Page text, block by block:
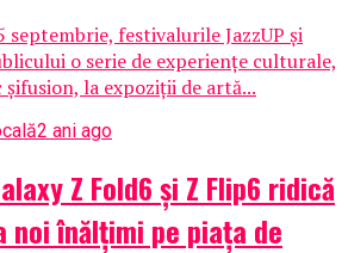
festivalurile JazzUP și
o serie de experiențe culturale,
șifusion, la expoziții de artă...
2 ani ago
Z Fold6 și Z Flip6 ridică
noi înălțimi pe piața de